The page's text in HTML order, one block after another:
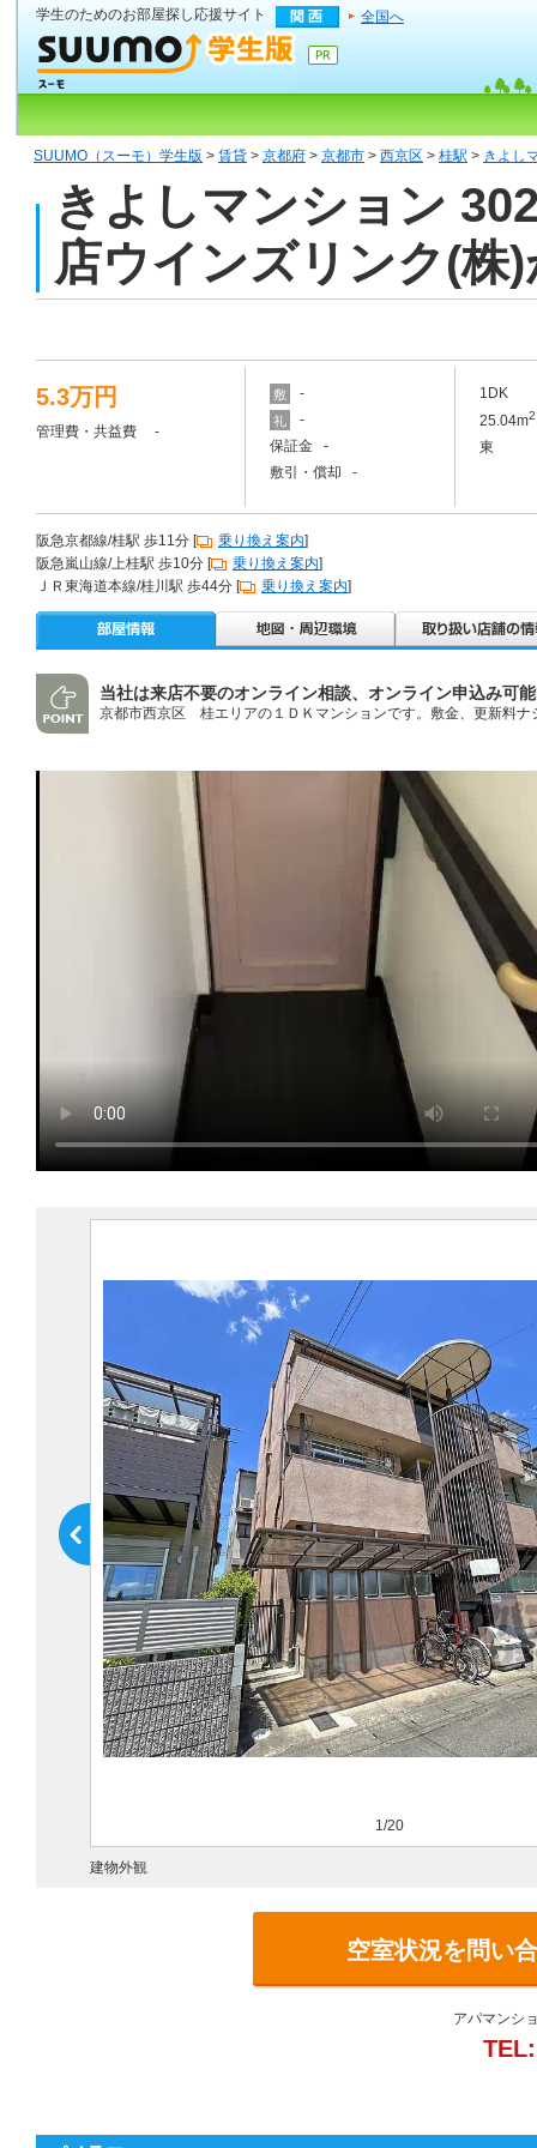
学生のためのお部屋探し応援サイト 全国へ
SUUMO（スーモ）学生版 > 賃貸 > 京都府 > 京都市 > 西京区 > 桂駅 > きよし
きよしマンション
店ウインズリンク(株
5.3万円
管理費・共益費 -
敷 -
礼
-
保証金 -
敷引・償却 -
1DK
25.04m2
東
阪急京都線/桂駅 歩11分 [ 乗り換え案内]
阪急嵐山線/上桂駅 歩10分 [
乗り換え案内]
ＪＲ東海道本線/桂川駅 歩44分 [
乗り換え案内]
当社は来店不要のオンライン相談、オンライン申込み可
京都市西京区 桂エリアの１ＤＫマンションです。敷金、更新料
1/20
建物外観
空室状況を問い
アパマンシ